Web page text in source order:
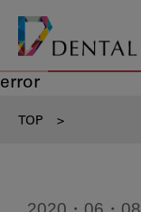
error
TOP >